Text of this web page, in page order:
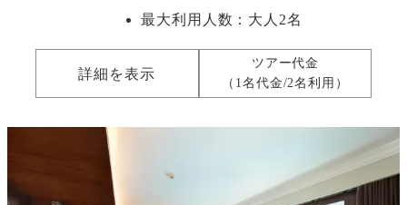
最大利用人数： 大人2名
詳細を表示
ツアー代金
（1名代金/2名利用）